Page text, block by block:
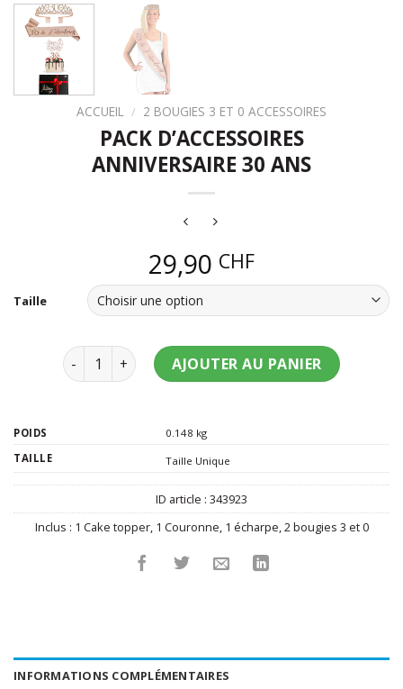
ACCUEIL / 2 BOUGIES 3 ET 0 ACCESSOIRES
PACK D’ACCESSOIRES
ANNIVERSAIRE 30 ANS
29,90 CHF
Taille
quantité de Pack d'accessoires anniversaire 30 ans
AJOUTER AU PANIER
POIDS
0.148 kg
TAILLE
Taille Unique
ID article : 343923
Inclus : 1 Cake topper, 1 Couronne, 1 écharpe,2 bougies 3 et 0
INFORMATIONS COMPLÉMENTAIRES